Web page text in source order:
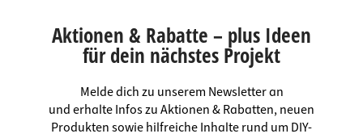
Aktionen & Rabatte – plus Ideen
für dein nächstes Projekt
Melde dich zu unserem Newsletter an
und erhalte Infos zu Aktionen & Rabatten, neuen
Produkten sowie hilfreiche Inhalte rund um DIY-